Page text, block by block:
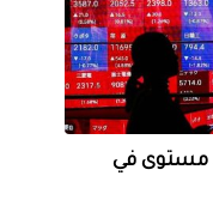
مستوى في